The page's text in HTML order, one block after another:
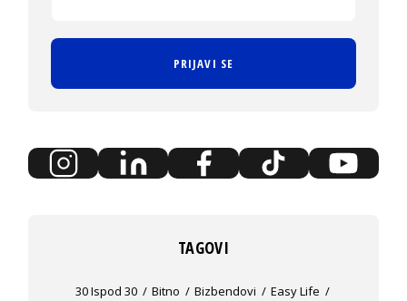
PRIJAVI SE
TAGOVI
30 Ispod 30 Bitno Bizbendovi
Easy Life